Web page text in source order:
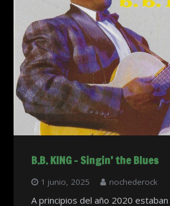
B.B. KING – Singin’ the Blues
1 junio, 2025 nochederock
A principios del año 2020